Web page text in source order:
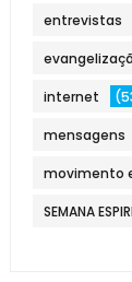
entrevistas
internet
mensagens
movimento
SEMANA